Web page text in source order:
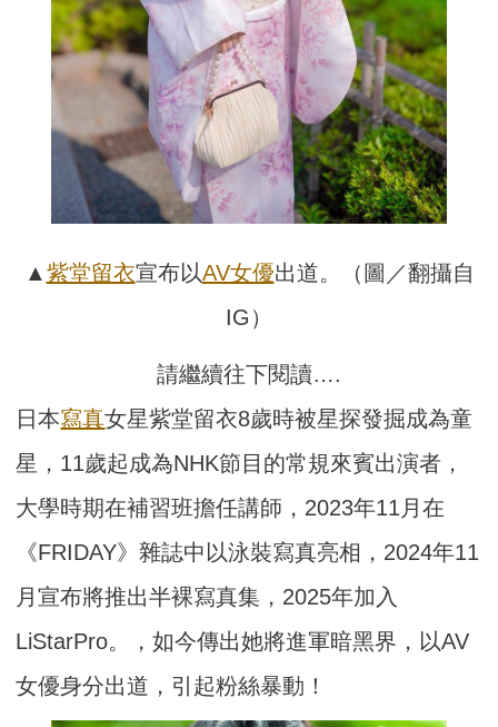
▲ 紫堂留衣宣布以AV女優出道。（圖／翻攝自
IG）
請繼續往下閱讀….
日本寫真女星紫堂留衣8歲時被星探發掘成為童
星，11歲起成為NHK節目的常規來賓出演者，
大學時期在補習班擔任講師，2023年11月在
《FRIDAY》雜誌中以泳裝寫真亮相，2024年11
月宣布將推出半裸寫真集，2025年加入
LiStarPro。，如今傳出她將進軍暗黑界，以AV
女優身分出道，引起粉絲暴動！